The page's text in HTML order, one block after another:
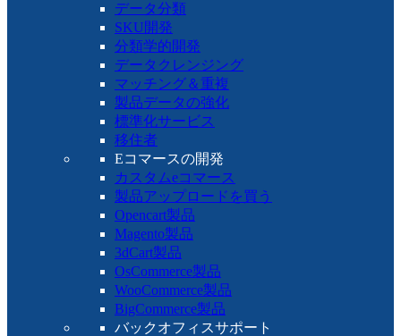
データ分類
SKU開発
分類学的開発
データクレンジング
マッチング＆重複
製品データの強化
標準化サービス
移住者
Eコマースの開発
カスタムeコマース
製品アップロードを買う
Opencart製品
Magento製品
3dCart製品
OsCommerce製品
WooCommerce製品
BigCommerce製品
バックオフィスサポート